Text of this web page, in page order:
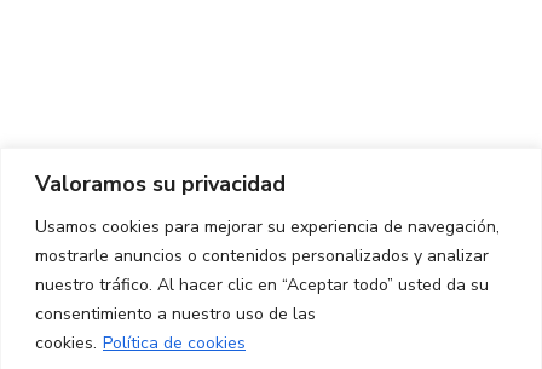
Valoramos su privacidad
Usamos cookies para mejorar su experiencia de navegación,
mostrarle anuncios o contenidos personalizados y analizar
nuestro tráfico. Al hacer clic en “Aceptar todo” usted da su
consentimiento a nuestro uso de las
cookies. Política de cookies
CONTACTO
Ed. K2M (Planta 1, Oficina 106)
C/ Jordi Girona 1-3
08034 Barcelona (España)
+34 93 405 44 03